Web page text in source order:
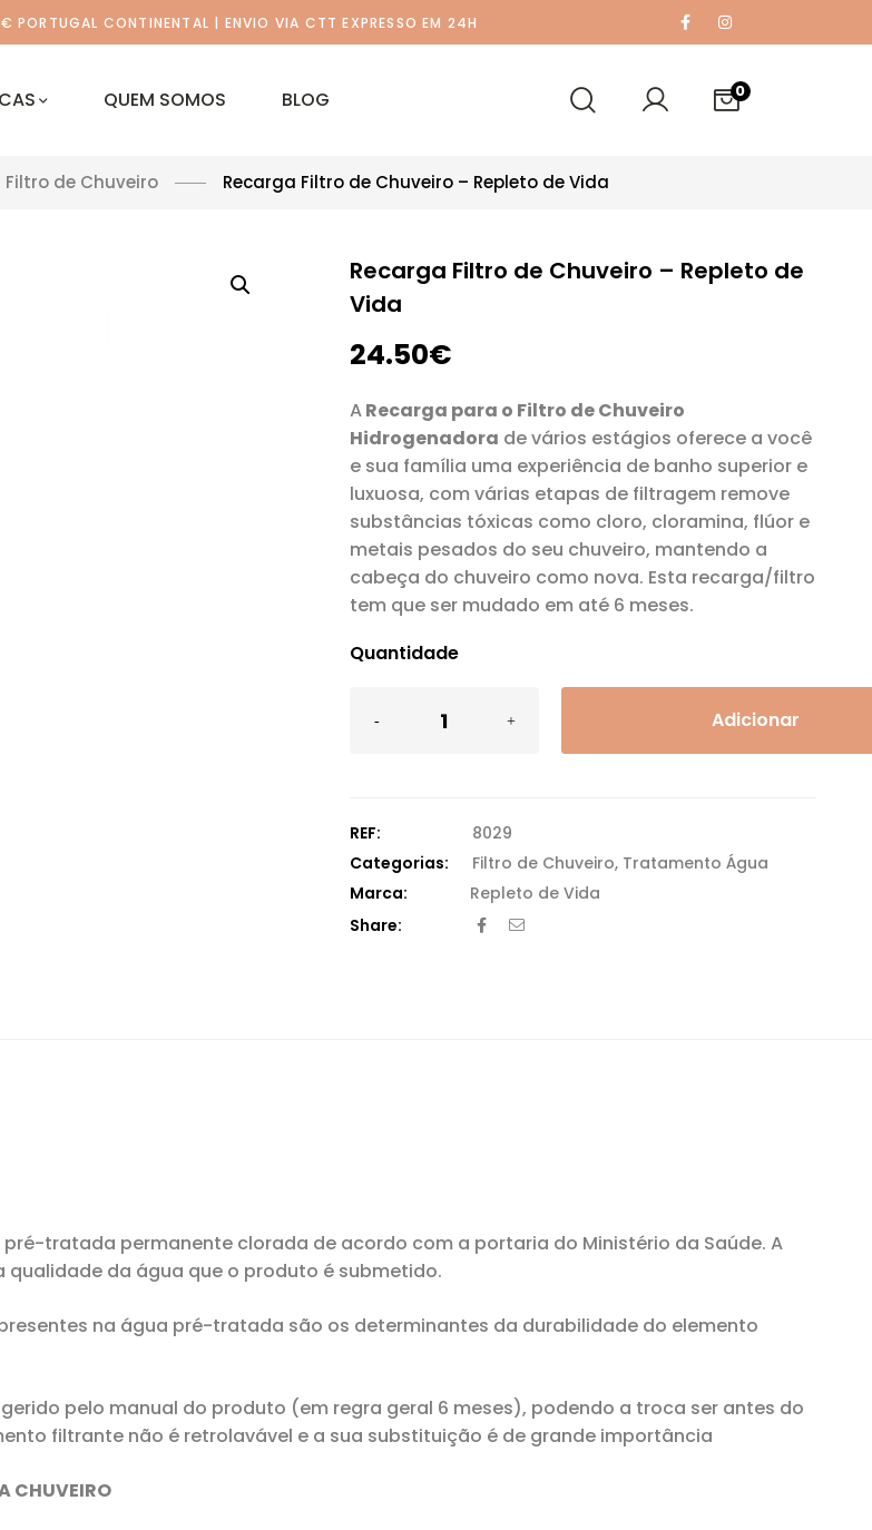
PORTUGAL CONTINENTAL | ENVIO VIA CTT EXPRESSO EM 24H
QUEM SOMOS BLOG 0
Filtro de Chuveiro Recarga Filtro de Chuveiro – Repleto de Vida
Recarga Filtro de Chuveiro – Repleto de
Vida
24.50€
ARecarga para o Filtro de Chuveiro
Hidrogenadora de vários estágios oferece a você
e sua família uma experiência de banho superior e
luxuosa, com várias etapas de filtragem remove
substâncias tóxicas como cloro, cloramina, flúor e
metais pesados ​​do seu chuveiro, mantendo a
cabeça do chuveiro como nova. Esta recarga/filtro
tem que ser mudado em até 6 meses.
Quantidade
Adicionar
REF:
8029
Categorias:
Filtro de Chuveiro, Tratamento Água
Repleto de Vida
Share:
tratada permanente clorada de acordo com a portaria do Ministério da Saúde. A
da água que o produto é submetido.
na água pré-tratada são os determinantes da durabilidade do elemento
pelo manual do produto (em regra geral 6 meses), podendo a troca ser antes do
filtrante não é retrolavável e a sua substituição é de grande importância
CHUVEIRO